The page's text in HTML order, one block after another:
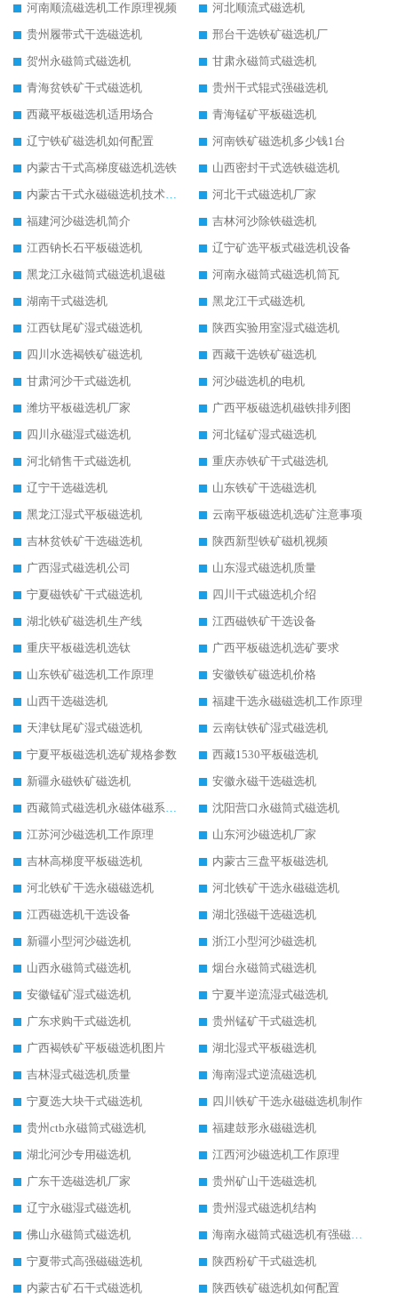
河南顺流磁选机工作原理视频
河北顺流式磁选机
贵州履带式干选磁选机
邢台干选铁矿磁选机厂
贺州永磁筒式磁选机
甘肃永磁筒式磁选机
青海贫铁矿干式磁选机
贵州干式辊式强磁选机
西藏平板磁选机适用场合
青海锰矿平板磁选机
辽宁铁矿磁选机如何配置
河南铁矿磁选机多少钱1台
内蒙古干式高梯度磁选机选铁
山西密封干式选铁磁选机
内蒙古干式永磁磁选机技术要求
河北干式磁选机厂家
福建河沙磁选机简介
吉林河沙除铁磁选机
江西钠长石平板磁选机
辽宁矿选平板式磁选机设备
黑龙江永磁筒式磁选机退磁
河南永磁筒式磁选机筒瓦
湖南干式磁选机
黑龙江干式磁选机
江西钛尾矿湿式磁选机
陕西实验用室湿式磁选机
四川水选褐铁矿磁选机
西藏干选铁矿磁选机
甘肃河沙干式磁选机
河沙磁选机的电机
潍坊平板磁选机厂家
广西平板磁选机磁铁排列图
四川永磁湿式磁选机
河北锰矿湿式磁选机
河北销售干式磁选机
重庆赤铁矿干式磁选机
辽宁干选磁选机
山东铁矿干选磁选机
黑龙江湿式平板磁选机
云南平板磁选机选矿注意事项
吉林贫铁矿干选磁选机
陕西新型铁矿磁机视频
广西湿式磁选机公司
山东湿式磁选机质量
宁夏磁铁矿干式磁选机
四川干式磁选机介绍
湖北铁矿磁选机生产线
江西磁铁矿干选设备
重庆平板磁选机选钛
广西平板磁选机选矿要求
山东铁矿磁选机工作原理
安徽铁矿磁选机价格
山西干选磁选机
福建干选永磁磁选机工作原理
天津钛尾矿湿式磁选机
云南钛铁矿湿式磁选机
宁夏平板磁选机选矿规格参数
西藏1530平板磁选机
新疆永磁铁矿磁选机
安徽永磁干选磁选机
西藏筒式磁选机永磁体磁系设计
沈阳营口永磁筒式磁选机
江苏河沙磁选机工作原理
山东河沙磁选机厂家
吉林高梯度平板磁选机
内蒙古三盘平板磁选机
河北铁矿干选永磁磁选机
河北铁矿干选永磁磁选机
江西磁选机干选设备
湖北强磁干选磁选机
新疆小型河沙磁选机
浙江小型河沙磁选机
山西永磁筒式磁选机
烟台永磁筒式磁选机
安徽锰矿湿式磁选机
宁夏半逆流湿式磁选机
广东求购干式磁选机
贵州锰矿干式磁选机
广西褐铁矿平板磁选机图片
湖北湿式平板磁选机
吉林湿式磁选机质量
海南湿式逆流磁选机
宁夏选大块干式磁选机
四川铁矿干选永磁磁选机制作
贵州ctb永磁筒式磁选机
福建鼓形永磁磁选机
湖北河沙专用磁选机
江西河沙磁选机工作原理
广东干选磁选机厂家
贵州矿山干选磁选机
辽宁永磁湿式磁选机
贵州湿式磁选机结构
佛山永磁筒式磁选机
海南永磁筒式磁选机有强磁的吗
宁夏带式高强磁磁选机
陕西粉矿干式磁选机
内蒙古矿石干式磁选机
陕西铁矿磁选机如何配置